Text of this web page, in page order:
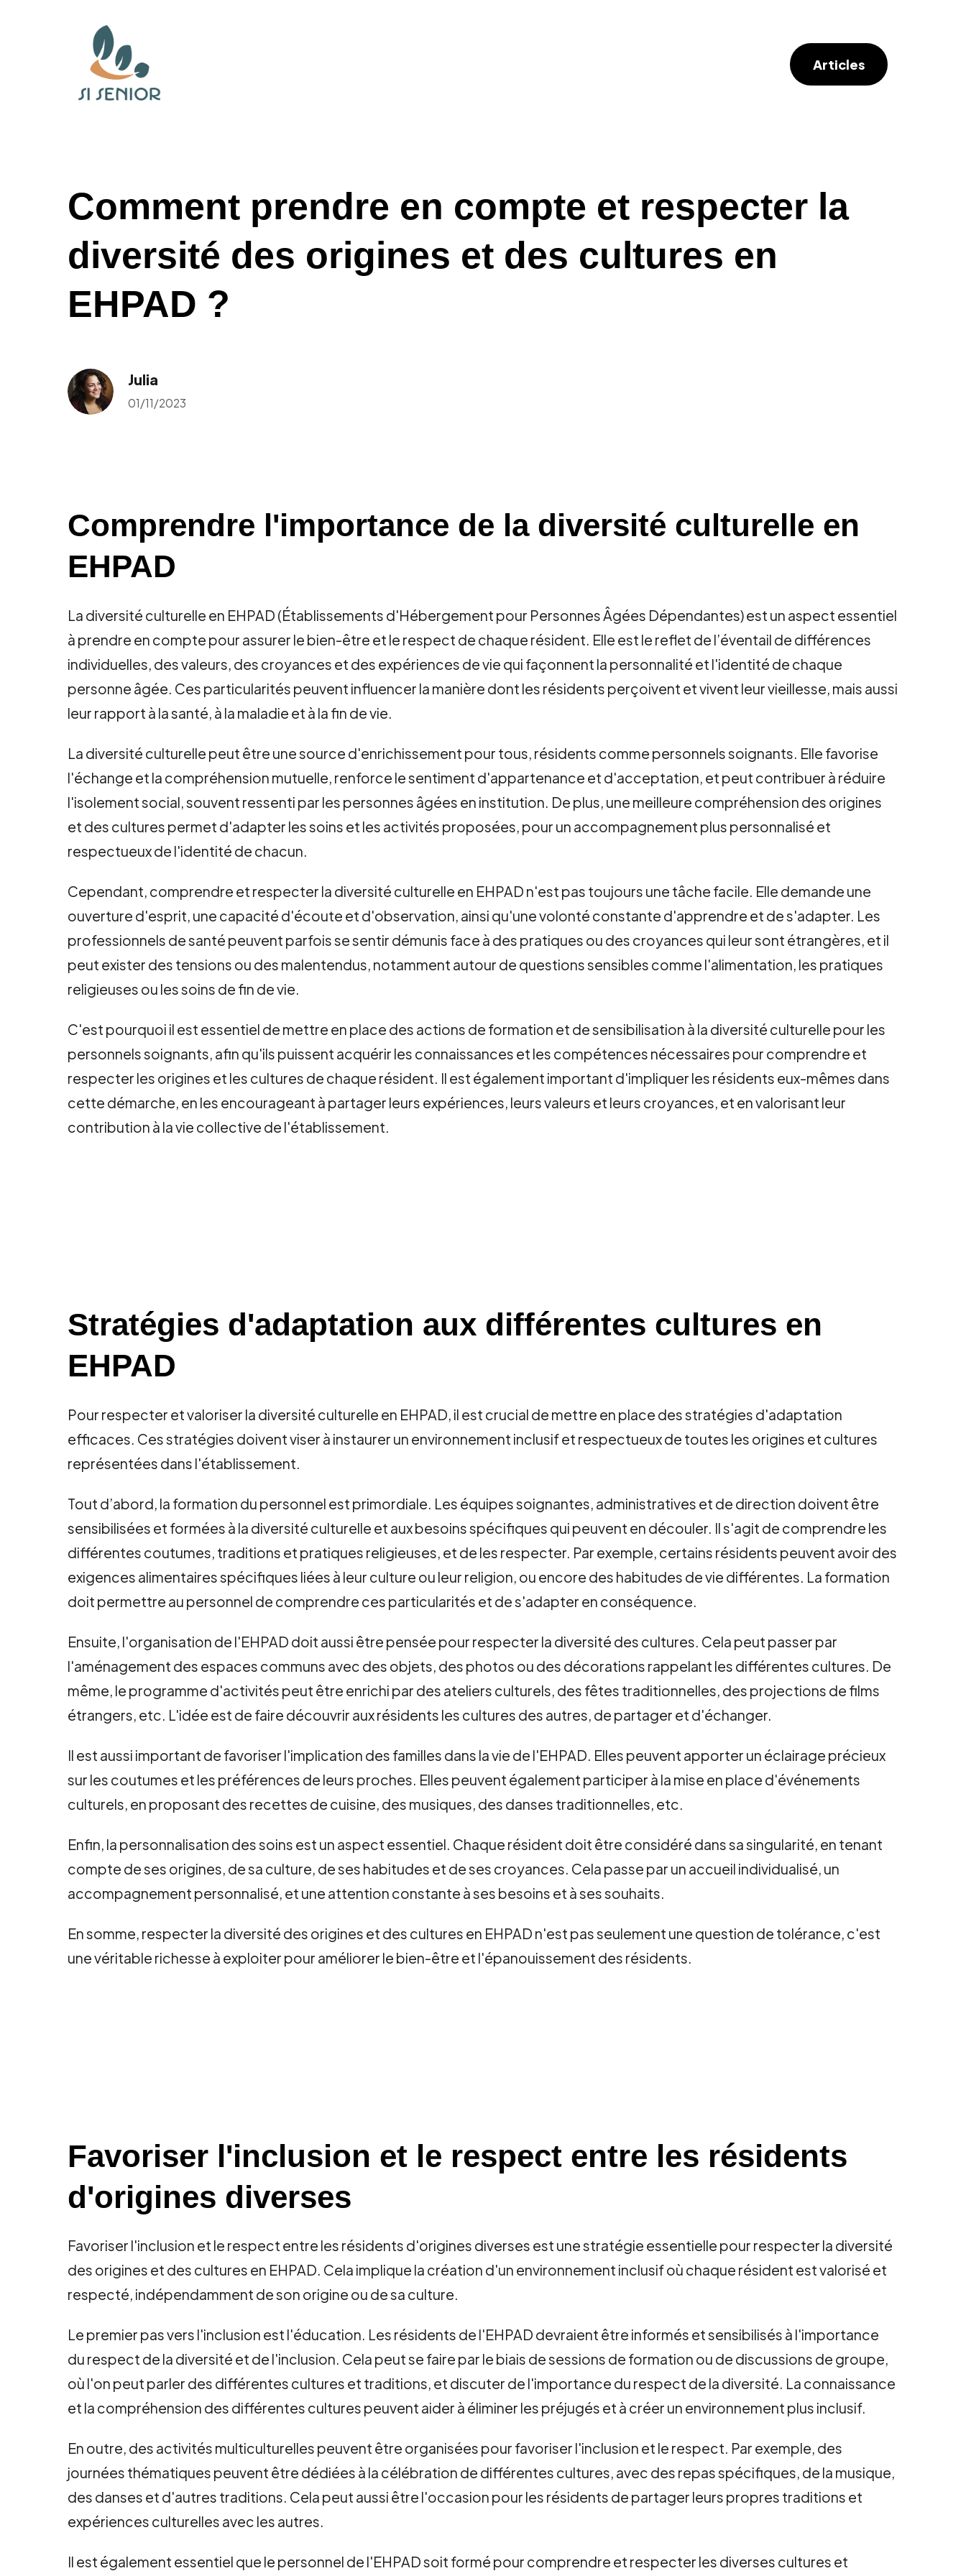
Articles
Comment prendre en compte et respecter la
diversité des origines et des cultures en
EHPAD ?
Julia
01/11/2023
Comprendre l'importance de la diversité culturelle en
EHPAD
La diversité culturelle en EHPAD (Établissements d'Hébergement pour Personnes Âgées Dépendantes) est un aspect essentiel
à prendre en compte pour assurer le bien-être et le respect de chaque résident. Elle est le reflet de l’éventail de différences
individuelles, des valeurs, des croyances et des expériences de vie qui façonnent la personnalité et l'identité de chaque
personne âgée. Ces particularités peuvent influencer la manière dont les résidents perçoivent et vivent leur vieillesse, mais aussi
leur rapport à la santé, à la maladie et à la fin de vie.
La diversité culturelle peut être une source d'enrichissement pour tous, résidents comme personnels soignants. Elle favorise
l'échange et la compréhension mutuelle, renforce le sentiment d'appartenance et d'acceptation, et peut contribuer à réduire
l'isolement social, souvent ressenti par les personnes âgées en institution. De plus, une meilleure compréhension des origines
et des cultures permet d'adapter les soins et les activités proposées, pour un accompagnement plus personnalisé et
respectueux de l'identité de chacun.
Cependant, comprendre et respecter la diversité culturelle en EHPAD n'est pas toujours une tâche facile. Elle demande une
ouverture d'esprit, une capacité d'écoute et d'observation, ainsi qu'une volonté constante d'apprendre et de s'adapter. Les
professionnels de santé peuvent parfois se sentir démunis face à des pratiques ou des croyances qui leur sont étrangères, et il
peut exister des tensions ou des malentendus, notamment autour de questions sensibles comme l'alimentation, les pratiques
religieuses ou les soins de fin de vie.
C'est pourquoi il est essentiel de mettre en place des actions de formation et de sensibilisation à la diversité culturelle pour les
personnels soignants, afin qu'ils puissent acquérir les connaissances et les compétences nécessaires pour comprendre et
respecter les origines et les cultures de chaque résident. Il est également important d'impliquer les résidents eux-mêmes dans
cette démarche, en les encourageant à partager leurs expériences, leurs valeurs et leurs croyances, et en valorisant leur
contribution à la vie collective de l'établissement.
Stratégies d'adaptation aux différentes cultures en
EHPAD
Pour respecter et valoriser la diversité culturelle en EHPAD, il est crucial de mettre en place des stratégies d'adaptation
efficaces. Ces stratégies doivent viser à instaurer un environnement inclusif et respectueux de toutes les origines et cultures
représentées dans l'établissement.
Tout d’abord, la formation du personnel est primordiale. Les équipes soignantes, administratives et de direction doivent être
sensibilisées et formées à la diversité culturelle et aux besoins spécifiques qui peuvent en découler. Il s'agit de comprendre les
différentes coutumes, traditions et pratiques religieuses, et de les respecter. Par exemple, certains résidents peuvent avoir des
exigences alimentaires spécifiques liées à leur culture ou leur religion, ou encore des habitudes de vie différentes. La formation
doit permettre au personnel de comprendre ces particularités et de s'adapter en conséquence.
Ensuite, l'organisation de l'EHPAD doit aussi être pensée pour respecter la diversité des cultures. Cela peut passer par
l'aménagement des espaces communs avec des objets, des photos ou des décorations rappelant les différentes cultures. De
même, le programme d'activités peut être enrichi par des ateliers culturels, des fêtes traditionnelles, des projections de films
étrangers, etc. L'idée est de faire découvrir aux résidents les cultures des autres, de partager et d'échanger.
Il est aussi important de favoriser l'implication des familles dans la vie de l'EHPAD. Elles peuvent apporter un éclairage précieux
sur les coutumes et les préférences de leurs proches. Elles peuvent également participer à la mise en place d'événements
culturels, en proposant des recettes de cuisine, des musiques, des danses traditionnelles, etc.
Enfin, la personnalisation des soins est un aspect essentiel. Chaque résident doit être considéré dans sa singularité, en tenant
compte de ses origines, de sa culture, de ses habitudes et de ses croyances. Cela passe par un accueil individualisé, un
accompagnement personnalisé, et une attention constante à ses besoins et à ses souhaits.
En somme, respecter la diversité des origines et des cultures en EHPAD n'est pas seulement une question de tolérance, c'est
une véritable richesse à exploiter pour améliorer le bien-être et l'épanouissement des résidents.
Favoriser l'inclusion et le respect entre les résidents
d'origines diverses
Favoriser l'inclusion et le respect entre les résidents d'origines diverses est une stratégie essentielle pour respecter la diversité
des origines et des cultures en EHPAD. Cela implique la création d'un environnement inclusif où chaque résident est valorisé et
respecté, indépendamment de son origine ou de sa culture.
Le premier pas vers l'inclusion est l'éducation. Les résidents de l'EHPAD devraient être informés et sensibilisés à l'importance
du respect de la diversité et de l'inclusion. Cela peut se faire par le biais de sessions de formation ou de discussions de groupe,
où l'on peut parler des différentes cultures et traditions, et discuter de l'importance du respect de la diversité. La connaissance
et la compréhension des différentes cultures peuvent aider à éliminer les préjugés et à créer un environnement plus inclusif.
En outre, des activités multiculturelles peuvent être organisées pour favoriser l'inclusion et le respect. Par exemple, des
journées thématiques peuvent être dédiées à la célébration de différentes cultures, avec des repas spécifiques, de la musique,
des danses et d'autres traditions. Cela peut aussi être l'occasion pour les résidents de partager leurs propres traditions et
expériences culturelles avec les autres.
Il est également essentiel que le personnel de l'EHPAD soit formé pour comprendre et respecter les diverses cultures et